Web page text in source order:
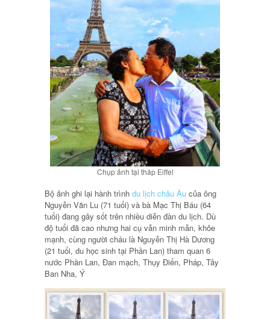
Chụp ảnh tại tháp Eiffel
Bộ ảnh ghi lại hành trình du lịch châu Âu của ông
Nguyễn Văn Lu (71 tuổi) và bà Mạc Thị Báu (64
tuổi) đang gây sốt trên nhiều diễn đàn du lịch. Dù
độ tuổi đã cao nhưng hai cụ vẫn minh mẫn, khỏe
mạnh, cùng người cháu là Nguyễn Thị Hà Dương
(21 tuổi, du học sinh tại Phần Lan) tham quan 6
nước Phần Lan, Đan mạch, Thụy Điển, Pháp, Tây
Ban Nha, Ý